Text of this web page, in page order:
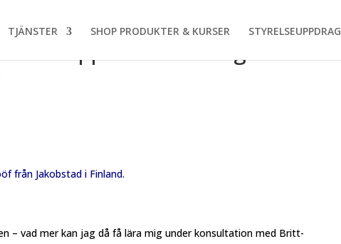
TJÄNSTER SHOP PRODUKTER & KURSER STYRELSEUPPDRAG
från Jakobstad i Finland.
– vad mer kan jag då få lära mig under konsultation med Britt-